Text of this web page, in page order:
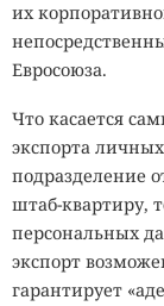
их
Евросоюза.
Что касается
экспорта
подразделение
штаб-квартиру,
персональных
экспорт
гарантирует